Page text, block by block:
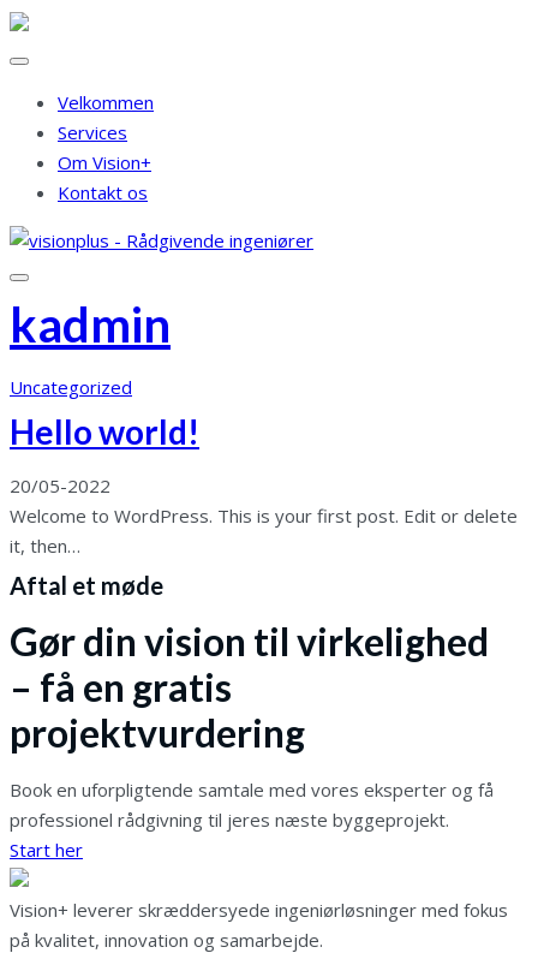
Velkommen
Services
Om Vision+
Kontakt os
kadmin
Uncategorized
Hello world!
20/05-2022
Welcome to WordPress. This is your first post. Edit or delete
it, then…
Aftal et møde
Gør din vision til virkelighed
– få en gratis
projektvurdering
Book en uforpligtende samtale med vores eksperter og få
professionel rådgivning til jeres næste byggeprojekt.
Start her
Vision+ leverer skræddersyede ingeniørløsninger med fokus
på kvalitet, innovation og samarbejde.